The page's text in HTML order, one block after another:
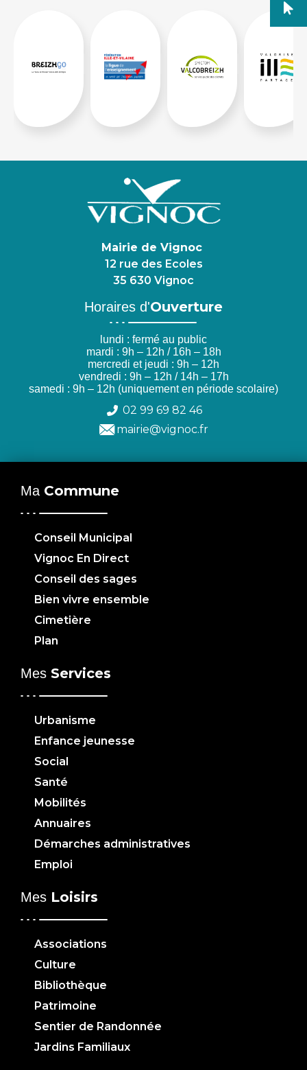
Mairie de Vignoc
12 rue des Ecoles
35 630 Vignoc
Horaires d'Ouverture
lundi : fermé au public
mardi : 9h – 12h / 16h – 18h
mercredi et jeudi : 9h – 12h
vendredi : 9h – 12h / 14h – 17h
samedi : 9h – 12h (uniquement en période scolaire)
02 99 69 82 46
mairie@vignoc.fr
Ma Commune
Conseil Municipal
Vignoc En Direct
Conseil des sages
Bien vivre ensemble
Cimetière
Plan
Mes Services
Urbanisme
Enfance jeunesse
Social
Santé
Mobilités
Annuaires
Démarches administratives
Emploi
Mes Loisirs
Associations
Culture
Bibliothèque
Patrimoine
Sentier de Randonnée
Jardins Familiaux